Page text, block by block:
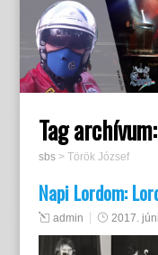
Tag archívum:
sbs> Török József
Napi Lordom:
admin 2017.